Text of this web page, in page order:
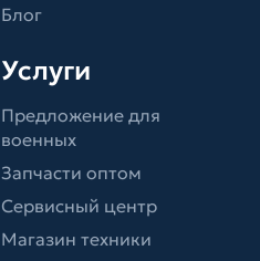
Блог
Услуги
Предложение для
военных
Запчасти оптом
Сервисный центр
Магазин техники